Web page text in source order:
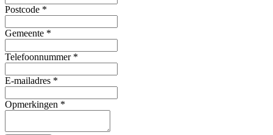
Postcode *
Gemeente *
Telefoonnummer *
E-mailadres *
Opmerkingen *